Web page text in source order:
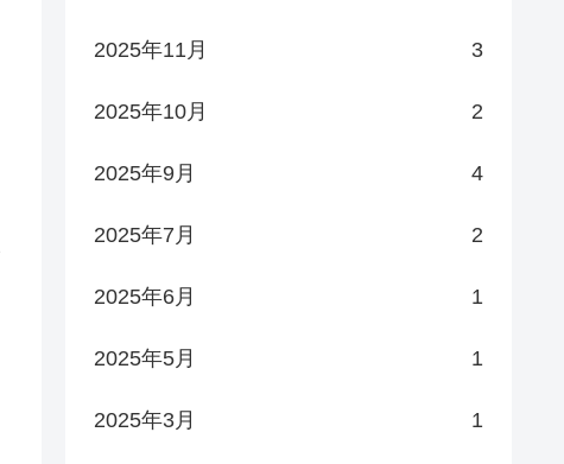
2025年11月 3
2025年10月 2
2025年9月 4
2025年7月 2
2025年6月 1
2025年5月 1
2025年3月 1